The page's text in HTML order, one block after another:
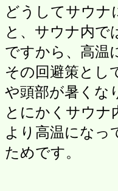
どうしてサウナ
と、サウナ内で
ですから、高温
その回避策とし
や頭部が暑くな
とにかくサウナ
より高温になっ
ためです。